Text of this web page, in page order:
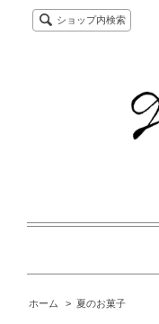
ショップ内検索
ホーム > 夏のお菓子